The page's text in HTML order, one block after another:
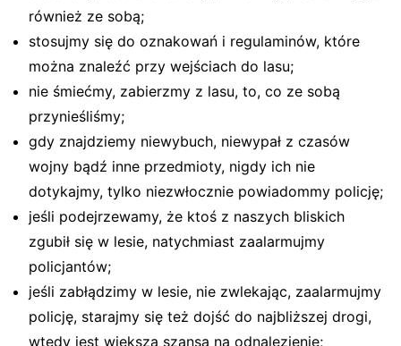
również ze sobą;
stosujmy się do oznakowań i regulaminów, które
można znaleźć przy wejściach do lasu;
nie śmiećmy, zabierzmy z lasu, to, co ze sobą
przynieśliśmy;
gdy znajdziemy niewybuch, niewypał z czasów
wojny bądź inne przedmioty, nigdy ich nie
dotykajmy, tylko niezwłocznie powiadommy policję;
jeśli podejrzewamy, że ktoś z naszych bliskich
zgubił się w lesie, natychmiast zaalarmujmy
policjantów;
jeśli zabłądzimy w lesie, nie zwlekając, zaalarmujmy
policję, starajmy się też dojść do najbliższej drogi,
wtedy jest większa szansa na odnalezienie;